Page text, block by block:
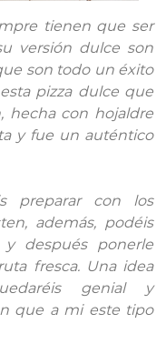
tienen que ser
versión dulce son
son todo un éxito
pizza dulce que
hecha con hojaldre
y fue un auténtico
preparar con los
además, podéis
después ponerle
fresca. Una idea
genial y
que a mi este tipo